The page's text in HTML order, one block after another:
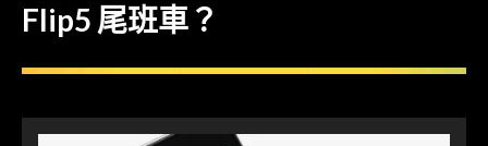
Flip5 尾班車？